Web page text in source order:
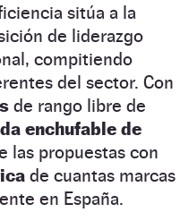
sitúa a la
de liderazgo
compitiendo
del sector. Con
de rango libre de
enchufable de
las propuestas con
de cuantas marcas
en España.